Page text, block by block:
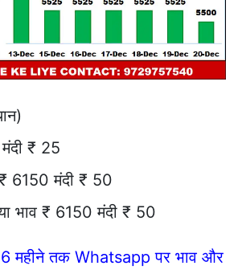
₹ 25
6150 मंदी ₹ 50
भाव ₹ 6150 मंदी ₹ 50
महीने तक Whatsapp पर भाव और